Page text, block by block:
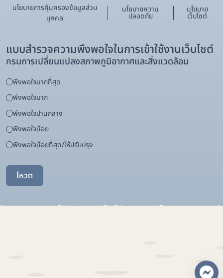
นโยบายการคุ้มครองข้อมูลส่วน
บุคคล
นโยบายความ
ปลอดภัย
นโยบาย
เว็บไซต์
แบบสำรวจความพึงพอใจในการเข้าใช้งานเว็บไซต์
กรมการเปลี่ยนแปลงสภาพภูมิอากาศและสิ่งแวดล้อม
พึงพอใจมากที่สุด
พึงพอใจมาก
พึงพอใจปานกลาง
พึงพอใจน้อย
พึงพอใจน้อยที่สุด/ให้ปรับปรุง
โหวต